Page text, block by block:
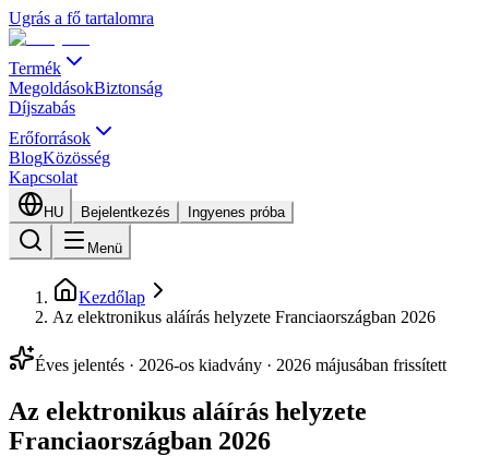
Ugrás a fő tartalomra
Termék
MegoldásokBiztonság
Díjszabás
Erőforrások
BlogKözösség
Kapcsolat
HU Bejelentkezés Ingyenes próba
Menü
Kezdőlap
Az elektronikus aláírás helyzete Franciaországban 2026
Éves jelentés · 2026-os kiadvány · 2026 májusában frissített
Az elektronikus aláírás helyzete
Franciaországban 2026